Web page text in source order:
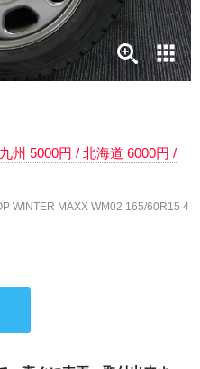
州 5000円 / 北海道 6000円 /
WINTER MAXX WM02 165/60R15 4